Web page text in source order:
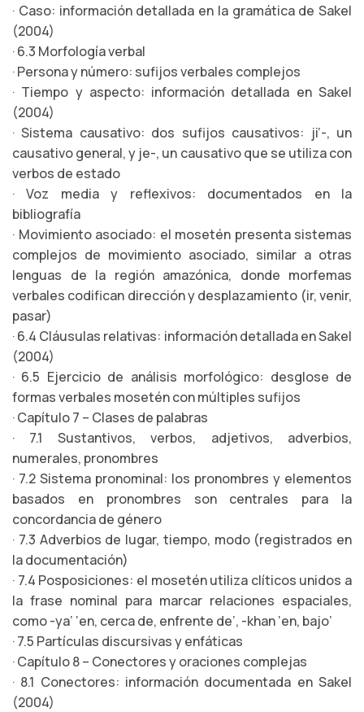
· Caso: información detallada en la gramática de Sakel
(2004)
· 6.3 Morfología verbal
· Persona y número: sufijos verbales complejos
· Tiempo y aspecto: información detallada en Sakel
(2004)
· Sistema causativo: dos sufijos causativos: ji’-, un
causativo general, y je-, un causativo que se utiliza con
verbos de estado
· Voz media y reflexivos: documentados en la
bibliografía
· Movimiento asociado: el mosetén presenta sistemas
complejos de movimiento asociado, similar a otras
lenguas de la región amazónica, donde morfemas
verbales codifican dirección y desplazamiento (ir, venir,
pasar)
· 6.4 Cláusulas relativas: información detallada en Sakel
(2004)
· 6.5 Ejercicio de análisis morfológico: desglose de
formas verbales mosetén con múltiples sufijos
· Capítulo 7 – Clases de palabras
· 7.1 Sustantivos, verbos, adjetivos, adverbios,
numerales, pronombres
· 7.2 Sistema pronominal: los pronombres y elementos
basados en pronombres son centrales para la
concordancia de género
· 7.3 Adverbios de lugar, tiempo, modo (registrados en
la documentación)
· 7.4 Posposiciones: el mosetén utiliza clíticos unidos a
la frase nominal para marcar relaciones espaciales,
como -ya’ ‘en, cerca de, enfrente de’, -khan ‘en, bajo’
· 7.5 Partículas discursivas y enfáticas
· Capítulo 8 – Conectores y oraciones complejas
· 8.1 Conectores: información documentada en Sakel
(2004)